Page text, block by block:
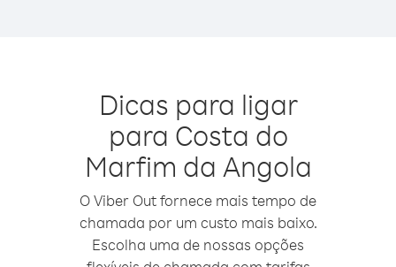
Dicas para ligar
para Costa do
Marfim da Angola
O Viber Out fornece mais tempo de
chamada por um custo mais baixo.
Escolha uma de nossas opções